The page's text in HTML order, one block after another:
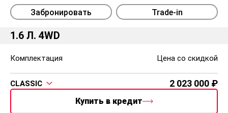
Забронировать Trade-in
1.6 Л. 4WD
Комплектация Цена со скидкой
CLASSIC 2 023 000
Купить в кредит